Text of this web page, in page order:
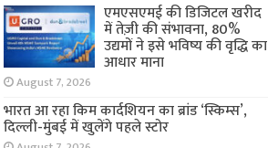
एमएसएमई की डिजिटल खरीद
में तेज़ी की संभावना, 80%
उद्यमों ने इसे भविष्य की वृद्धि का
आधार माना
August 7, 2026
भारत आ रहा किम कार्दशियन का ब्रांड ‘स्किम्स’,
दिल्ली-मुंबई में खुलेंगे पहले स्टोर